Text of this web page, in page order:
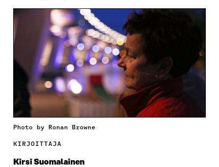
Photo by Ronan Browne
KIRJOITTAJA
Kirsi Suomalainen